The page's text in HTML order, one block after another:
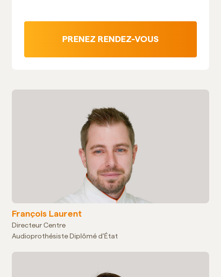
PRENEZ RENDEZ-VOUS
François Laurent
Directeur Centre
Audioprothésiste Diplômé d'État